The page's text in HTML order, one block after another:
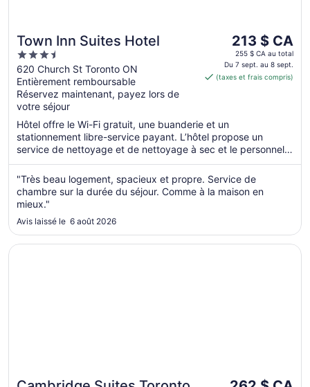
Town Inn Suites Hotel
3.5
out
of
5
620 Church St Toronto ON
Entièrement remboursable
Réservez maintenant, payez lors de
votre séjour
Le
prix
est
de 213 $ CA
sept.
au 8
sept.
213 $ CA
255 $ CA au total
Du 7 sept. au 8 sept.
(taxes et frais compris)
Hôtel offre le Wi-Fi gratuit, une buanderie et un
stationnement libre-service payant. L’hôtel propose un
service de nettoyage et de nettoyage à sec et le personnel
...
"Très beau logement, spacieux et propre. Service de
chambre sur la durée du séjour. Comme à la maison en
mieux."
Avis laissé le 6 août 2026
Le
S’ouvre dans une nouvelle fenêtre
Cambridge Suites Toronto